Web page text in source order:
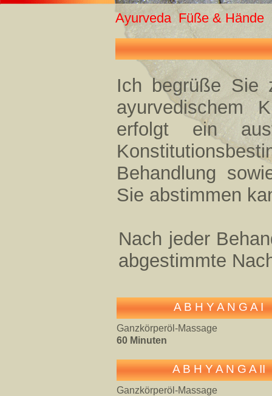
Ayurveda Füße & Hände
Ich begrüße Sie
ayurvedischem
erfolgt ein
Behandlung
Sie abstimmen
Nach jeder
abgestimmte
A B H Y A N G A I
Ganzkörperöl-Massage
60 Minuten
A B H Y A N G A II
Ganzkörperöl-Massage